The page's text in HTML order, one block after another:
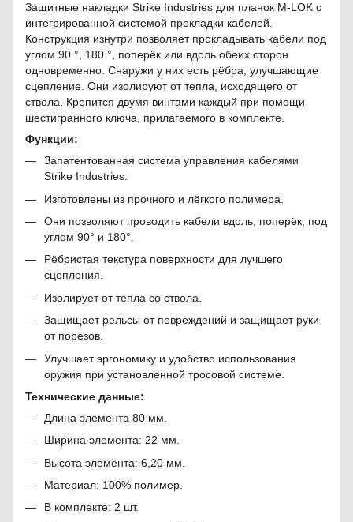
Защитные накладки Strike Industries для планок M-LOK с
интегрированной системой прокладки кабелей.
Конструкция изнутри позволяет прокладывать кабели под
углом 90 °, 180 °, поперёк или вдоль обеих сторон
одновременно. Снаружи у них есть рёбра, улучшающие
сцепление. Они изолируют от тепла, исходящего от
ствола. Крепится двумя винтами каждый при помощи
шестигранного ключа, прилагаемого в комплекте.
Функции:
Запатентованная система управления кабелями
Strike Industries.
Изготовлены из прочного и лёгкого полимера.
Они позволяют проводить кабели вдоль, поперёк, под
углом 90° и 180°.
Рёбристая текстура поверхности для лучшего
сцепления.
Изолирует от тепла со ствола.
Защищает рельсы от повреждений и защищает руки
от порезов.
Улучшает эргономику и удобство использования
оружия при установленной тросовой системе.
Технические данные:
Длина элемента 80 мм.
Ширина элемента: 22 мм.
Высота элемента: 6,20 мм.
Материал: 100% полимер.
В комплекте: 2 шт.